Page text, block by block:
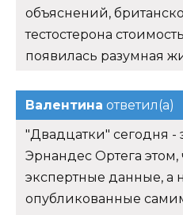
объяснений,
тестостерона
появилась разумная
Валентина ответил(а)
"Двадцатки" сегодня -
Эрнандес Ортега этом,
экспертные данные, а
опубликованные